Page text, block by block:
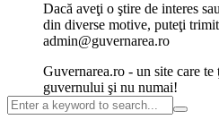
Dacă aveţi o ştire de interes
din diverse motive, puteţi
admin@guvernarea.ro
Guvernarea.ro - un site care
guvernului şi nu numai!